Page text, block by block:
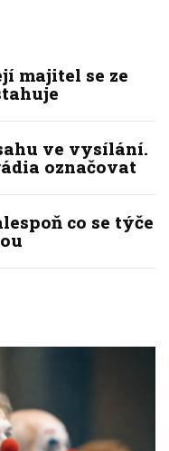
majitel se ze
ve vysílání.
označovat
co se týče